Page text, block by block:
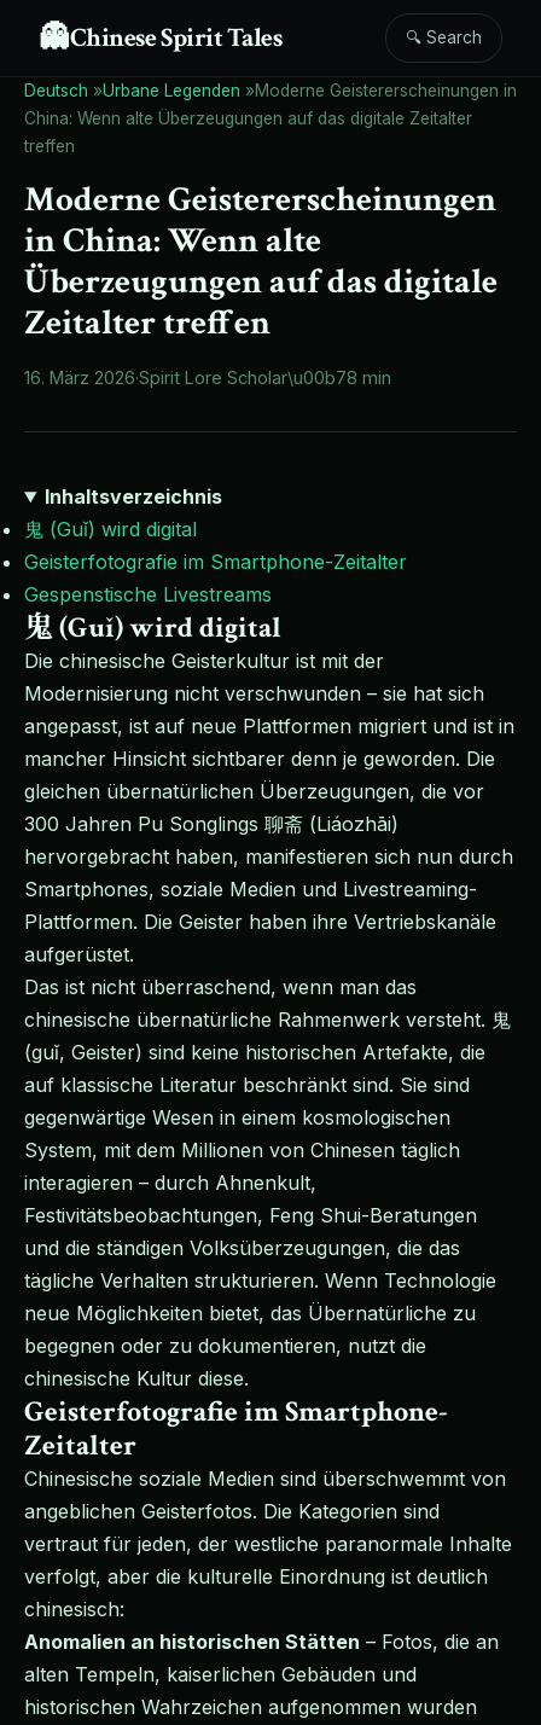
👻Chinese Spirit Tales 🔍 Search
Deutsch »Urbane Legenden »Moderne Geistererscheinungen in
China: Wenn alte Überzeugungen auf das digitale Zeitalter
treffen
Moderne Geistererscheinungen
in China: Wenn alte
Überzeugungen auf das digitale
Zeitalter treffen
16. März 2026·Spirit Lore Scholar\u00b78 min
Inhaltsverzeichnis
鬼 (Guǐ) wird digital
Geisterfotografie im Smartphone-Zeitalter
Gespenstische Livestreams
鬼 (Guǐ) wird digital
Die chinesische Geisterkultur ist mit der
Modernisierung nicht verschwunden – sie hat sich
angepasst, ist auf neue Plattformen migriert und ist in
mancher Hinsicht sichtbarer denn je geworden. Die
gleichen übernatürlichen Überzeugungen, die vor
300 Jahren Pu Songlings 聊斋 (Liáozhāi)
hervorgebracht haben, manifestieren sich nun durch
Smartphones, soziale Medien und Livestreaming-
Plattformen. Die Geister haben ihre Vertriebskanäle
aufgerüstet.
Das ist nicht überraschend, wenn man das
chinesische übernatürliche Rahmenwerk versteht. 鬼
(guǐ, Geister) sind keine historischen Artefakte, die
auf klassische Literatur beschränkt sind. Sie sind
gegenwärtige Wesen in einem kosmologischen
System, mit dem Millionen von Chinesen täglich
interagieren – durch Ahnenkult,
Festivitätsbeobachtungen, Feng Shui-Beratungen
und die ständigen Volksüberzeugungen, die das
tägliche Verhalten strukturieren. Wenn Technologie
neue Möglichkeiten bietet, das Übernatürliche zu
begegnen oder zu dokumentieren, nutzt die
chinesische Kultur diese.
Geisterfotografie im Smartphone-
Zeitalter
Chinesische soziale Medien sind überschwemmt von
angeblichen Geisterfotos. Die Kategorien sind
vertraut für jeden, der westliche paranormale Inhalte
verfolgt, aber die kulturelle Einordnung ist deutlich
chinesisch:
Anomalien an historischen Stätten – Fotos, die an
alten Tempeln, kaiserlichen Gebäuden und
historischen Wahrzeichen aufgenommen wurden